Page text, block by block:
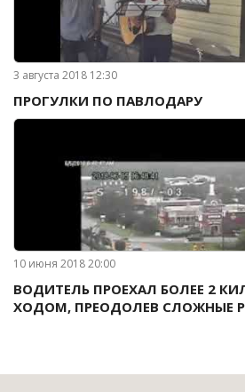
3 августа 2018 12:30
ПРОГУЛКИ ПО ПАВЛОДАРУ
10 июня 2018 20:00
ВОДИТЕЛЬ ПРОЕХАЛ БОЛЕЕ 2
ХОДОМ, ПРЕОДОЛЕВ СЛОЖНЫЕ